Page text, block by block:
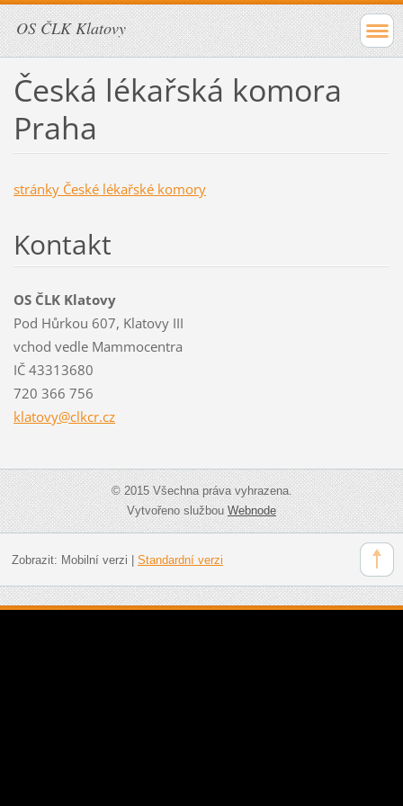
OS ČLK Klatovy
Česká lékařská komora
Praha
stránky České lékařské komory
Kontakt
OS ČLK Klatovy
Pod Hůrkou 607, Klatovy III
vchod vedle Mammocentra
IČ 43313680
720 366 756
klatovy@clkcr.cz
© 2015 Všechna práva vyhrazena.
Vytvořeno službouWebnode
Zobrazit: Mobilní verzi Standardní verzi